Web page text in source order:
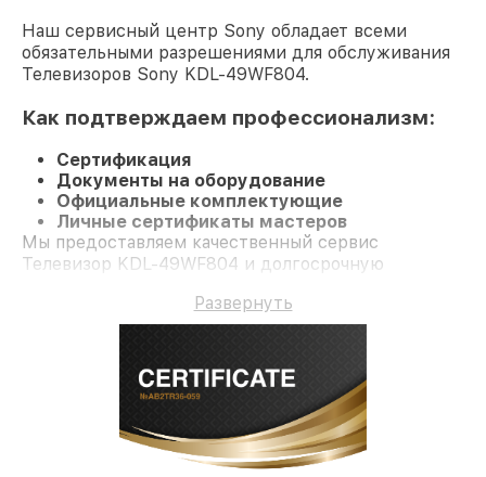
Наш сервисный центр Sony обладает всеми
обязательными разрешениями для обслуживания
Телевизоров Sony KDL-49WF804.
Как подтверждаем профессионализм:
Сертификация
Документы на оборудование
Официальные комплектующие
Личные сертификаты мастеров
Мы предоставляем качественный сервис
Телевизор KDL-49WF804 и долгосрочную
Развернуть